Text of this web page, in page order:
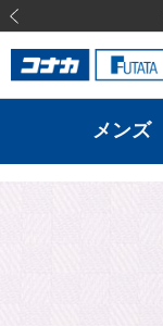
前の画像
メンズ